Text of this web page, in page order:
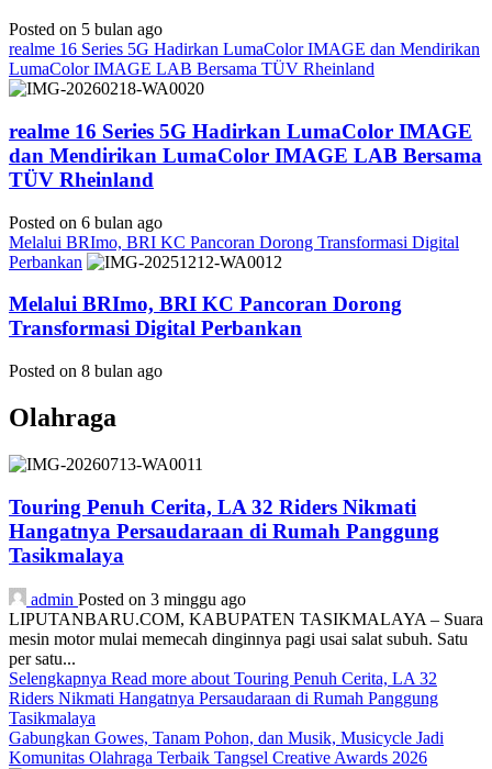
Posted on 5 bulan ago
realme 16 Series 5G Hadirkan LumaColor IMAGE dan Mendirikan
LumaColor IMAGE LAB Bersama TÜV Rheinland
realme 16 Series 5G Hadirkan LumaColor IMAGE
dan Mendirikan LumaColor IMAGE LAB Bersama
TÜV Rheinland
Posted on 6 bulan ago
Melalui BRImo, BRI KC Pancoran Dorong Transformasi Digital
Perbankan
Melalui BRImo, BRI KC Pancoran Dorong
Transformasi Digital Perbankan
Posted on 8 bulan ago
Olahraga
Touring Penuh Cerita, LA 32 Riders Nikmati
Hangatnya Persaudaraan di Rumah Panggung
Tasikmalaya
admin Posted on 3 minggu ago
LIPUTANBARU.COM, KABUPATEN TASIKMALAYA – Suara
mesin motor mulai memecah dinginnya pagi usai salat subuh. Satu
per satu...
Selengkapnya Read more about Touring Penuh Cerita, LA 32
Riders Nikmati Hangatnya Persaudaraan di Rumah Panggung
Tasikmalaya
Gabungkan Gowes, Tanam Pohon, dan Musik, Musicycle Jadi
Komunitas Olahraga Terbaik Tangsel Creative Awards 2026